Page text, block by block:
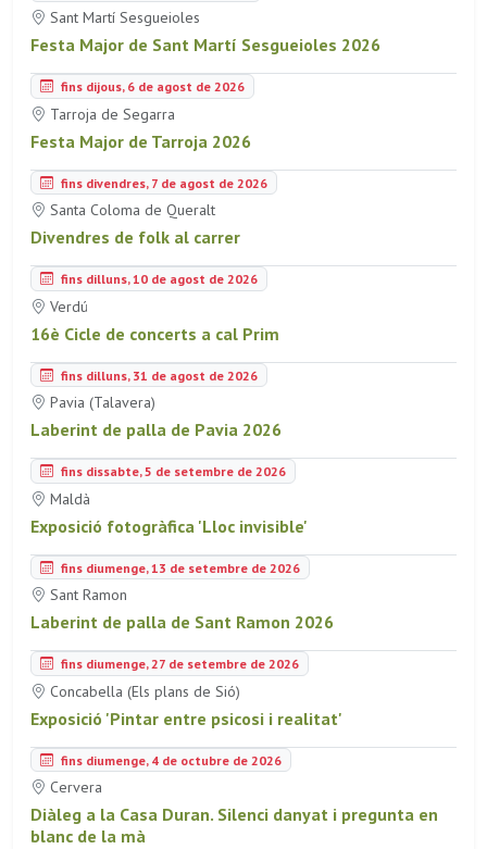
Sant Martí Sesgueioles
Festa Major de Sant Martí Sesgueioles 2026
fins dijous, 6 de agost de 2026
Tarroja de Segarra
Festa Major de Tarroja 2026
fins divendres, 7 de agost de 2026
Santa Coloma de Queralt
Divendres de folk al carrer
fins dilluns, 10 de agost de 2026
Verdú
16è Cicle de concerts a cal Prim
fins dilluns, 31 de agost de 2026
Pavia (Talavera)
Laberint de palla de Pavia 2026
fins dissabte, 5 de setembre de 2026
Maldà
Exposició fotogràfica 'Lloc invisible'
fins diumenge, 13 de setembre de 2026
Sant Ramon
Laberint de palla de Sant Ramon 2026
fins diumenge, 27 de setembre de 2026
Concabella (Els plans de Sió)
Exposició 'Pintar entre psicosi i realitat'
fins diumenge, 4 de octubre de 2026
Cervera
Diàleg a la Casa Duran. Silenci danyat i pregunta en
blanc de la mà